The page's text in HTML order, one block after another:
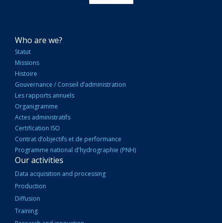
NAVIGATION
PRINCIPALE
Who are we?
Statut
Missions
Histoire
Gouvernance / Conseil d’administration
Les rapports annuels
Organigramme
Actes administratifs
Certification ISO
Contrat d’objectifs et de performance
Programme national d'hydrographie (PNH)
Our activities
Data acquisition and processing
Production
Diffusion
Training